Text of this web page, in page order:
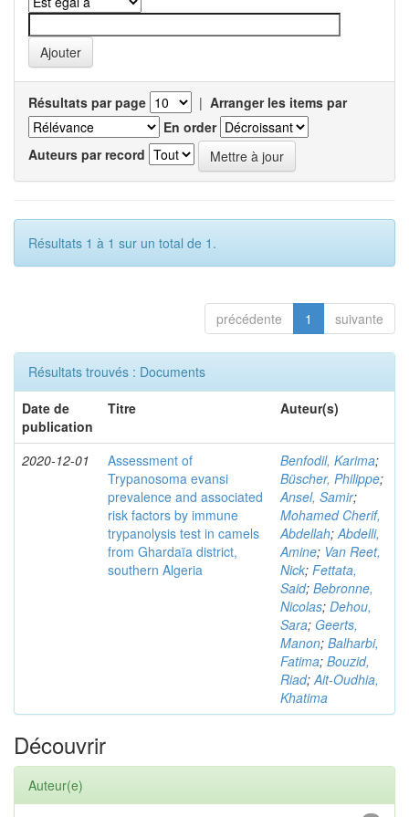
Résultats par page | Arranger les items par
En order
Auteurs par record
Résultats 1 à 1 sur un total de 1.
précédente 1 suivante
Résultats trouvés : Documents
Date de
publication
Titre Auteur(s)
2020-12-01
Assessment of
Trypanosoma evansi
prevalence and associated
risk factors by immune
trypanolysis test in camels
from Ghardaïa district,
southern Algeria
Benfodil, Karima;
Büscher, Philippe;
Ansel, Samir;
Mohamed Cherif,
Abdellah;Abdelli,
Amine; Van Reet,
Nick; Fettata,
Said; Bebronne,
Nicolas; Dehou,
Sara; Geerts,
Manon; Balharbi,
Fatima; Bouzid,
Riad;Ait-Oudhia,
Khatima
Découvrir
Auteur(e)